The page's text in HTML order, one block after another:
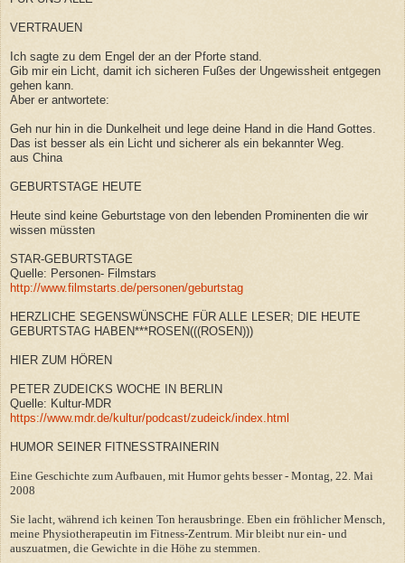
VERTRAUEN
Ich sagte zu dem Engel der an der Pforte stand.
Gib mir ein Licht, damit ich sicheren Fußes der Ungewissheit entgegen
gehen kann.
Aber er antwortete:
Geh nur hin in die Dunkelheit und lege deine Hand in die Hand Gottes.
Das ist besser als ein Licht und sicherer als ein bekannter Weg.
aus China
GEBURTSTAGE HEUTE
Heute sind keine Geburtstage von den lebenden Prominenten die wir
wissen müssten
STAR-GEBURTSTAGE
Quelle: Personen- Filmstars
http://www.filmstarts.de/personen/geburtstag
HERZLICHE SEGENSWÜNSCHE FÜR ALLE LESER; DIE HEUTE
GEBURTSTAG HABEN***ROSEN(((ROSEN)))
HIER ZUM HÖREN
PETER ZUDEICKS WOCHE IN BERLIN
Quelle: Kultur-MDR
https://www.mdr.de/kultur/podcast/zudeick/index.html
HUMOR SEINER FITNESSTRAINERIN
Eine Geschichte zum Aufbauen, mit Humor gehts besser - Montag, 22. Mai
2008
Sie lacht, während ich keinen Ton herausbringe. Eben ein fröhlicher Mensch,
meine Physiotherapeutin im Fitness-Zentrum. Mir bleibt nur ein- und
auszuatmen, die Gewichte in die Höhe zu stemmen.